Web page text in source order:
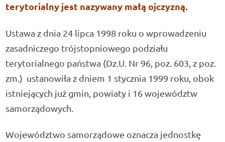
terytorialny jest nazywany małą ojczyzną.
Ustawa z dnia 24 lipca 1998 roku o wprowadzeniu
zasadniczego trójstopniowego podziału
terytorialnego państwa (Dz.U. Nr 96, poz. 603, z poz.
zm.) ustanowiła z dniem 1 stycznia 1999 roku, obok
istniejących już gmin, powiaty i 16 województw
samorządowych.
Województwo samorządowe oznacza jednostkę